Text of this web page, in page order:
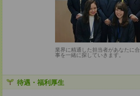
業界に精通した担当者があなたに
事を一緒に探していきます。
待遇・福利厚生